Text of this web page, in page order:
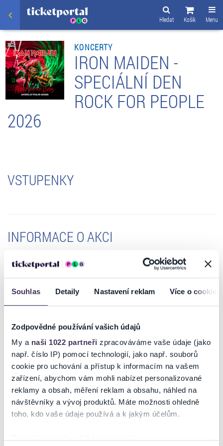
Souhlas Detaily Nastavení reklam Více o cookies
Zodpovědné používání vašich údajů
My a naši 1022 partneři zpracováváme vaše údaje (jako
např. číslo IP) pomocí technologií, jako např. souborů
cookie pro uchování a přístup k informacím na vašem
zařízení, abychom vám mohli nabízet personalizované
reklamy a obsah, měření reklam a obsahu, náhled na
návštěvníky a vývoj produktů. Máte možnosti ohledně
toho, kdo vaše údaje používá a k jakým účelům.
Menu
Košík
Hledat
KONCERTY
IRON MAIDEN -
SPECIÁLNÍ DEN
ROCK FOR PEOPLE
2026
VSTUPENKY
INFORMACE O AKCI
Legendární Iron Maiden míří poprvé na Rock for People! Iron Maiden
patří mezi nejvlivnější a nejoblíbenější heavymetalové kapely všech
dob. Založil ji v roce 1975 baskytarista Steve Harris ve východním
Londýně a během padesáti let existence se z ní stala celosvětová
legenda. Jejich hudba, symbolizovaná nezaměnitelným maskotem
Eddiem, ovlivnila generace fanoušků i muzikantů po celém světě.
První velký průlom přišel s eponymním debutem (1980) a následným
albem The Number of the Beast (1982), kde se představil zpěvák
Bruce Dickinson. Právě tato deska odstartovala dekádu, která
přinesla každoroční kultovní alba, světová turné a legendární živák
Live After Death. Iron Maiden se rychle stali synonymem pro
nezapomenutelné shows, tvůrčí svobodu a absolutní oddanost svým
fanouškům.
Ani v 90. letech kapela neztratila tah na branku – i přes odchod
koncertování. Jejich návrat v roce 1999 odstartoval „třetí zlatou éru“